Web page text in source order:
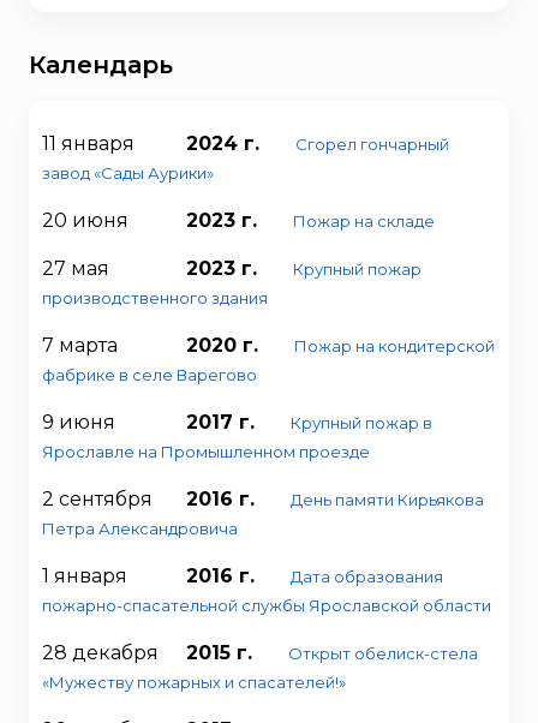
Календарь
11 января 2024 г.
Сгорел гончарный
завод «Сады Аурики»
20 июня 2023 г. Пожар на складе
27 мая 2023 г.
Крупный пожар
производственного здания
7 марта 2020 г.
Пожар на кондитерской
фабрике в селе Варегово
9 июня 2017 г.
Крупный пожар в
Ярославле на Промышленном проезде
2 сентября 2016 г.
День памяти Кирьякова
Петра Александровича
1 января 2016 г.
Дата образования
пожарно-спасательной службы Ярославской области
28 декабря 2015 г.
Открыт обелиск-стела
«Мужеству пожарных и спасателей!»